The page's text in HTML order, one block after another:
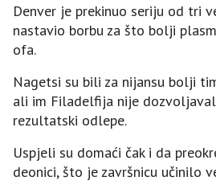
Denver je prekinuo seriju od tri
nastavio borbu za što bolji
ofa.
Nagetsi su bili za nijansu bolji
ali im Filadelfija nije
rezultatski odlepe.
Uspjeli su domaći čak i da
deonici, što je završnicu učinilo